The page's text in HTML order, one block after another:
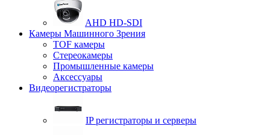
AHD HD-SDI
Камеры Машинного Зрения
TOF камеры
Стереокамеры
Промышленные камеры
Аксессуары
Видеорегистраторы
IP регистраторы и серверы